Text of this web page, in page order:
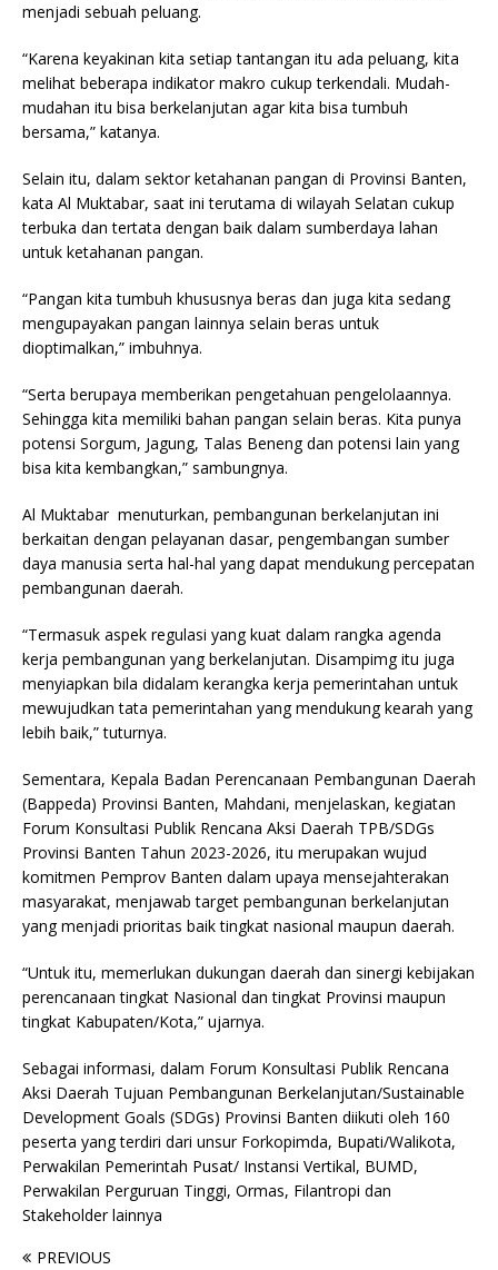
menjadi sebuah peluang.
“Karena keyakinan kita setiap tantangan itu ada peluang, kita
melihat beberapa indikator makro cukup terkendali. Mudah-
mudahan itu bisa berkelanjutan agar kita bisa tumbuh
bersama,” katanya.
Selain itu, dalam sektor ketahanan pangan di Provinsi Banten,
kata Al Muktabar, saat ini terutama di wilayah Selatan cukup
terbuka dan tertata dengan baik dalam sumberdaya lahan
untuk ketahanan pangan.
“Pangan kita tumbuh khususnya beras dan juga kita sedang
mengupayakan pangan lainnya selain beras untuk
dioptimalkan,” imbuhnya.
“Serta berupaya memberikan pengetahuan pengelolaannya.
Sehingga kita memiliki bahan pangan selain beras. Kita punya
potensi Sorgum, Jagung, Talas Beneng dan potensi lain yang
bisa kita kembangkan,” sambungnya.
Al Muktabar menuturkan, pembangunan berkelanjutan ini
berkaitan dengan pelayanan dasar, pengembangan sumber
daya manusia serta hal-hal yang dapat mendukung percepatan
pembangunan daerah.
“Termasuk aspek regulasi yang kuat dalam rangka agenda
kerja pembangunan yang berkelanjutan. Disampimg itu juga
menyiapkan bila didalam kerangka kerja pemerintahan untuk
mewujudkan tata pemerintahan yang mendukung kearah yang
lebih baik,” tuturnya.
Sementara, Kepala Badan Perencanaan Pembangunan Daerah
(Bappeda) Provinsi Banten, Mahdani, menjelaskan, kegiatan
Forum Konsultasi Publik Rencana Aksi Daerah TPB/SDGs
Provinsi Banten Tahun 2023-2026, itu merupakan wujud
komitmen Pemprov Banten dalam upaya mensejahterakan
masyarakat, menjawab target pembangunan berkelanjutan
yang menjadi prioritas baik tingkat nasional maupun daerah.
“Untuk itu, memerlukan dukungan daerah dan sinergi kebijakan
perencanaan tingkat Nasional dan tingkat Provinsi maupun
tingkat Kabupaten/Kota,” ujarnya.
Sebagai informasi, dalam Forum Konsultasi Publik Rencana
Aksi Daerah Tujuan Pembangunan Berkelanjutan/Sustainable
Development Goals (SDGs) Provinsi Banten diikuti oleh 160
peserta yang terdiri dari unsur Forkopimda, Bupati/Walikota,
Perwakilan Pemerintah Pusat/ Instansi Vertikal, BUMD,
Perwakilan Perguruan Tinggi, Ormas, Filantropi dan
Stakeholder lainnya
PREVIOUS